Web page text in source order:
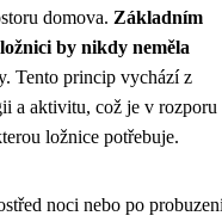
domova. Základním
by nikdy neměla
Tento princip vychází z
a aktivitu, což je v rozporu
ložnice potřebuje.
noci nebo po